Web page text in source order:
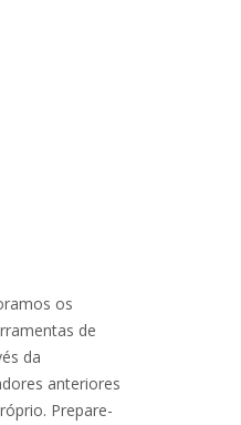
os
de
da
anteriores
Prepare-